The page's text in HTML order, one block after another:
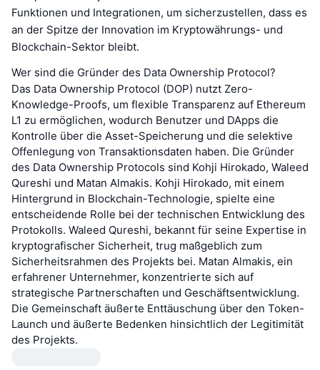
Funktionen und Integrationen, um sicherzustellen, dass es
an der Spitze der Innovation im Kryptowährungs- und
Blockchain-Sektor bleibt.
Wer sind die Gründer des Data Ownership Protocol?
Das Data Ownership Protocol (DOP) nutzt Zero-
Knowledge-Proofs, um flexible Transparenz auf Ethereum
L1 zu ermöglichen, wodurch Benutzer und DApps die
Kontrolle über die Asset-Speicherung und die selektive
Offenlegung von Transaktionsdaten haben. Die Gründer
des Data Ownership Protocols sind Kohji Hirokado, Waleed
Qureshi und Matan Almakis. Kohji Hirokado, mit einem
Hintergrund in Blockchain-Technologie, spielte eine
entscheidende Rolle bei der technischen Entwicklung des
Protokolls. Waleed Qureshi, bekannt für seine Expertise in
kryptografischer Sicherheit, trug maßgeblich zum
Sicherheitsrahmen des Projekts bei. Matan Almakis, ein
erfahrener Unternehmer, konzentrierte sich auf
strategische Partnerschaften und Geschäftsentwicklung.
Die Gemeinschaft äußerte Enttäuschung über den Token-
Launch und äußerte Bedenken hinsichtlich der Legitimität
des Projekts.